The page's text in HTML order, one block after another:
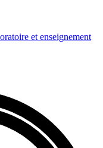
et enseignement